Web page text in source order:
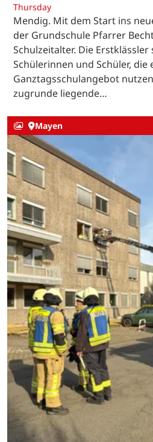
Thursday
Mendig. Mit dem Start ins
der Grundschule Pfarrer
Schulzeitalter. Die
Schülerinnen und Schüler, die
Ganztagsschulangebot
zugrunde liegende…
Mayen